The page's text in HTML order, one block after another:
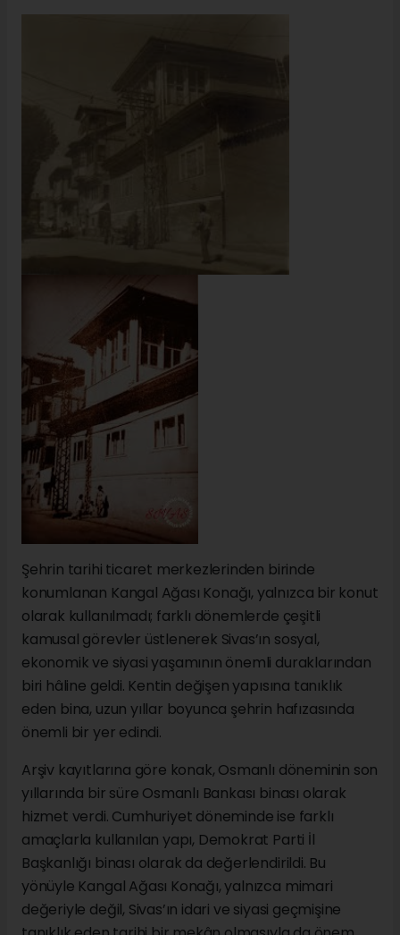
Şehrin tarihi ticaret merkezlerinden birinde
konumlanan Kangal Ağası Konağı, yalnızca bir konut
olarak kullanılmadı; farklı dönemlerde çeşitli
kamusal görevler üstlenerek Sivas’ın sosyal,
ekonomik ve siyasi yaşamının önemli duraklarından
biri hâline geldi. Kentin değişen yapısına tanıklık
eden bina, uzun yıllar boyunca şehrin hafızasında
önemli bir yer edindi.
Arşiv kayıtlarına göre konak, Osmanlı döneminin son
yıllarında bir süre Osmanlı Bankası binası olarak
hizmet verdi. Cumhuriyet döneminde ise farklı
amaçlarla kullanılan yapı, Demokrat Parti İl
Başkanlığı binası olarak da değerlendirildi. Bu
yönüyle Kangal Ağası Konağı, yalnızca mimari
değeriyle değil, Sivas’ın idari ve siyasi geçmişine